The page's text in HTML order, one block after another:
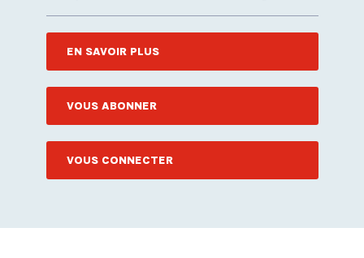
EN SAVOIR PLUS
VOUS ABONNER
VOUS CONNECTER